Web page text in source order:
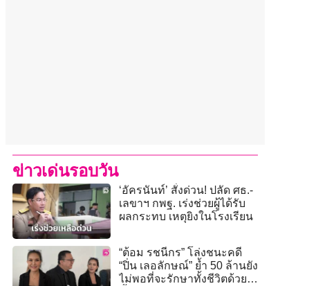
ข่าวเด่นรอบวัน
‘อัครนันท์’ สั่งด่วน! ปลัด ศธ.-
เลขาฯ กพฐ. เร่งช่วยผู้ได้รับ
ผลกระทบ เหตุยิงในโรงเรียน
“ต้อม รชนีกร” โล่งชนะคดี
“ปิ่น เลอลักษณ์” ย้ำ 50 ล้านยัง
ไม่พอที่จะรักษาทั้งชีวิตด้วย